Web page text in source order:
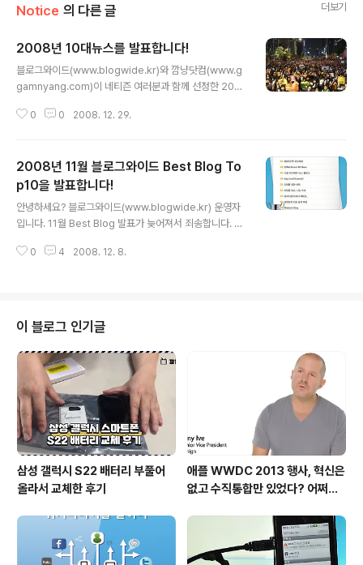
Notice 의 다른 글 더보기
2008년 10대뉴스를 발표합니다!
블로그와이드(www.blogwide.kr)와 깜냥닷컴(www.g
gamnyang.com)이 네티즌 여러분과 함께 선정한 200
구었던 촛불문화제가 2008년 10대뉴스 1위로 선정되었
여준 쾌거라고 할 수 있을 것입니다. 물론 뜻이 관철되지 않
았기 때문에 미완의 걸작이라고 할 수 있습니다. 하지만 현
재 마트를 중심으로 미국산쇠고기 판매가 급증하고 있다는
현실은 대한민국 국민의 냄비근성을 보여주는 것 같아 씁
쓸합니다. 2. 미국발 금융위기와 경제위기 미국의 서브프
라임 사태에서 출발한 금융위기와 경제위기가 대한민국을
0 0 2008. 12. 29.
2008년 11월 블로그와이드 Best Blog To
p10을 발표합니다!
안녕하세요? 블로그와이드(www.blogwide.kr) 운영자
입니다. 11월 Best Blog 발표가 늦어져서 죄송합니다. 2
이드에 블로그를 등록해주셔서 감사드립니다. 그럼 12월
0 4 2008. 12. 8.
이 블로그 인기글
삼성 갤럭시 S22 배터리 부풀어
올라서 교체한 후기
애플 WWDC 2013 행사, 혁신은
없고 수직통합만 있었다? 어쩌면